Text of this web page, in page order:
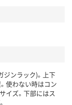
ジンラック)。上下
使わない時はコン
イズ。下部にはス